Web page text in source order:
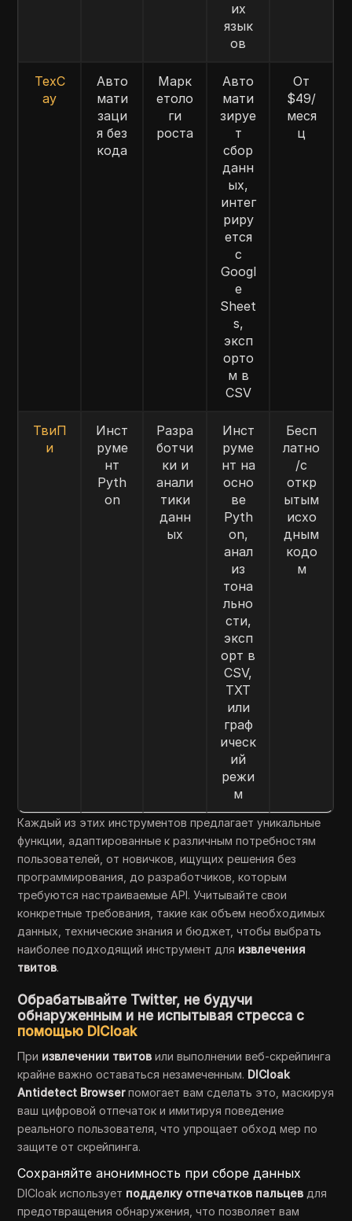
их
язык
ов
ТехС
ау
Авто
мати
заци
я без
кода
Марк
етоло
ги
роста
Авто
мати
зируе
т
сбор
данн
ых,
интег
риру
ется
с
Googl
e
Sheet
s,
эксп
орто
м в
CSV
От
$49/
меся
ц
ТвиП
и
Инст
руме
нт
Pyth
on
Разра
ботчи
ки и
анали
тики
данн
ых
Инст
руме
нт на
осно
ве
Pyth
on,
анал
из
тона
льно
сти,
эксп
орт в
CSV,
TXT
или
граф
ическ
ий
режи
м
Бесп
латно
/с
откр
ытым
исхо
дным
кодо
м
Каждый из этих инструментов предлагает уникальные
функции, адаптированные к различным потребностям
пользователей, от новичков, ищущих решения без
программирования, до разработчиков, которым
требуются настраиваемые API. Учитывайте свои
конкретные требования, такие как объем необходимых
данных, технические знания и бюджет, чтобы выбрать
наиболее подходящий инструмент для извлечения
твитов.
Обрабатывайте Twitter, не будучи
обнаруженным и не испытывая стресса с
помощью DICloak
При извлечении твитов или выполнении веб-скрейпинга
крайне важно оставаться незамеченным. DICloak
Antidetect Browserпомогает вам сделать это, маскируя
ваш цифровой отпечаток и имитируя поведение
реального пользователя, что упрощает обход мер по
защите от скрейпинга.
Сохраняйте анонимность при сборе данных
DICloak использует подделку отпечатков пальцев для
предотвращения обнаружения, что позволяет вам